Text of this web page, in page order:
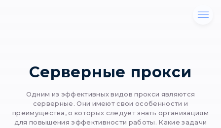
Серверные
Одним из эффективных видов прокси